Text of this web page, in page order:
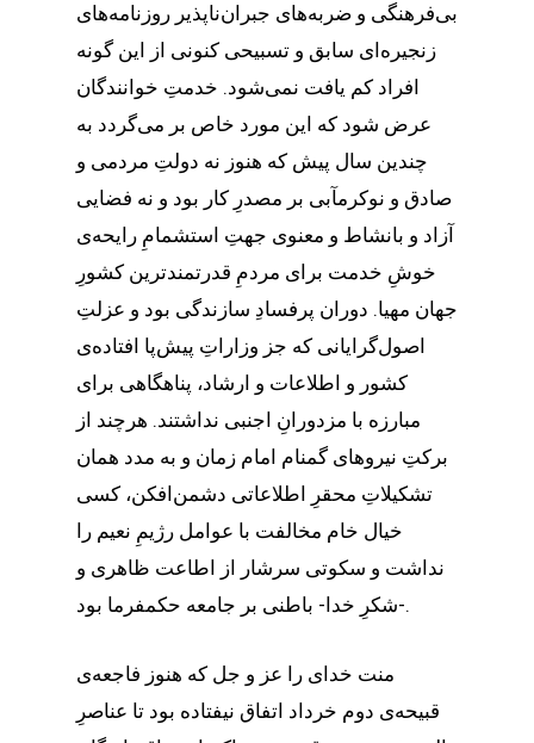
بی‌فرهنگی و ضربه‌های جبران‌ناپذیر روزنامه‌های
زنجیره‌ای سابق و تسبیحی کنونی از این گونه
افراد کم یافت نمی‌شود. خدمتِ خوانندگان
عرض شود که این مورد خاص بر می‌گردد به
چندین سال پیش که هنوز نه دولتِ مردمی و
صادق و نوکرمآبی بر مصدرِ کار بود و نه فضایی
آزاد و بانشاط و معنوی جهتِ استشمامِ رایحه‌ی
خوشِ خدمت برای مردمِ قدرتمندترین کشورِ
جهان مهیا. دوران پرفسادِ سازندگی بود و عزلتِ
اصول‌گرایانی که جز وزاراتِ پیش‌پا افتاده‌ی
کشور و اطلاعات و ارشاد، پناهگاهی برای
مبارزه با مزدورانِ اجنبی نداشتند. هرچند از
برکتِ نیروهای گمنام امام زمان و به مدد همان
تشکیلاتِ محقرِ اطلاعاتی دشمن‌افکن، کسی
خیال خام مخالفت با عوامل رژیمِ نعیم را
نداشت و سکوتی سرشار از اطاعت ظاهری و
-شکرِ خدا- باطنی بر جامعه حکمفرما بود.
منت خدای را عز و جل که هنوز فاجعه‌ی
قبیحه‌ی دوم خرداد اتفاق نیفتاده بود تا عناصرِ